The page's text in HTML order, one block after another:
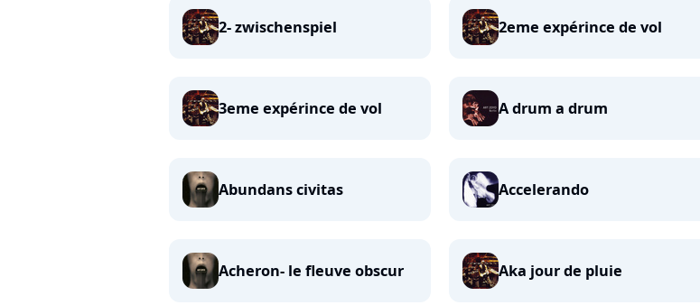
2- zwischenspiel 2eme expérince de vol
3eme expérince de vol A drum a drum
Abundans civitas Accelerando
Acheron- le fleuve obscur Aka jour de pluie